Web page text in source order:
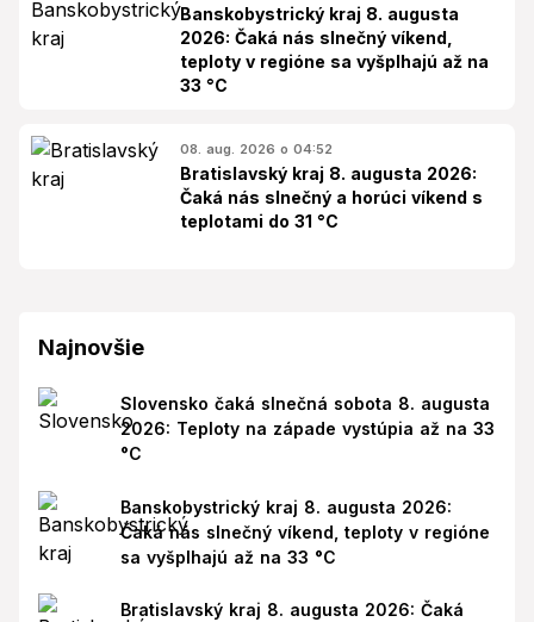
Banskobystrický kraj 8. augusta
2026: Čaká nás slnečný víkend,
teploty v regióne sa vyšplhajú až na
33 °C
08. aug. 2026 o 04:52
Bratislavský kraj 8. augusta 2026:
Čaká nás slnečný a horúci víkend s
teplotami do 31 °C
Najnovšie
Slovensko čaká slnečná sobota 8. augusta
2026: Teploty na západe vystúpia až na 33
°C
Banskobystrický kraj 8. augusta 2026:
Čaká nás slnečný víkend, teploty v regióne
sa vyšplhajú až na 33 °C
Bratislavský kraj 8. augusta 2026: Čaká